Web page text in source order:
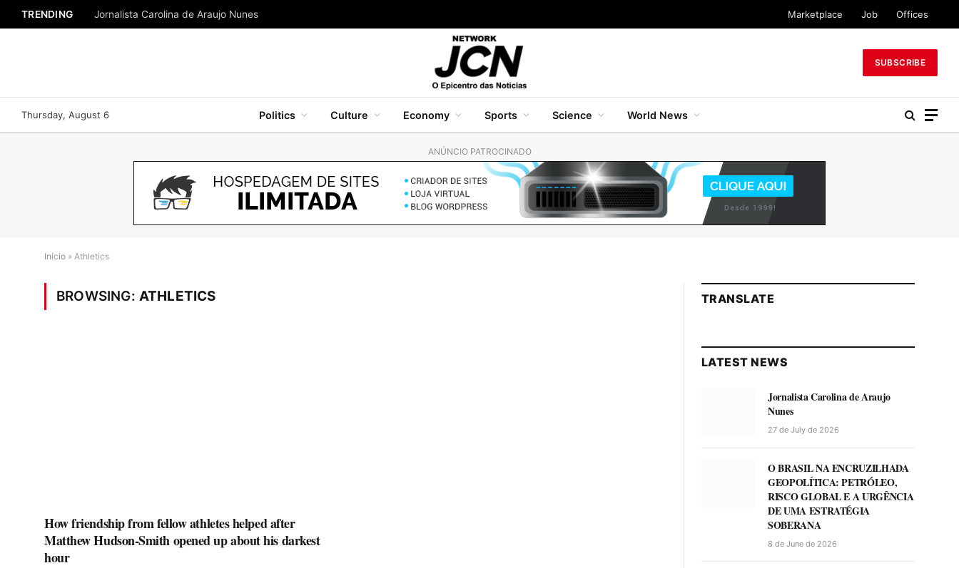
TRENDING Jornalista Carolina de Araujo Nunes Marketplace Job Offices
SUBSCRIBE
Thursday, August 6 Politics Culture Economy Sports Science World News
ANÚNCIO PATROCINADO
Início » Athletics
BROWSING: ATHLETICS
How friendship from fellow athletes helped after
Matthew Hudson-Smith opened up about his darkest
hour
TRANSLATE
LATEST NEWS
Jornalista Carolina de Araujo
Nunes
27 de July de 2026
O BRASIL NA ENCRUZILHADA
GEOPOLÍTICA: PETRÓLEO,
RISCO GLOBAL E A URGÊNCIA
DE UMA ESTRATÉGIA
SOBERANA
8 de June de 2026